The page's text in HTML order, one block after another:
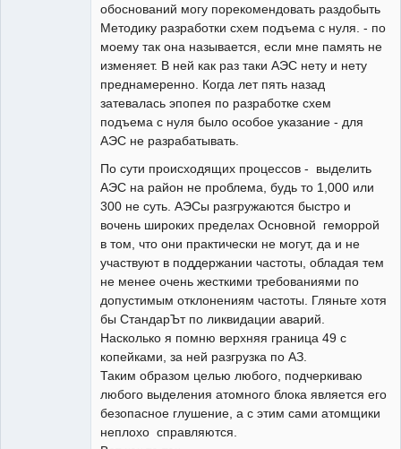
обоснований могу порекомендовать раздобыть
Методику разработки схем подъема с нуля. - по
моему так она называется, если мне память не
изменяет. В ней как раз таки АЭС нету и нету
преднамеренно. Когда лет пять назад
затевалась эпопея по разработке схем
подъема с нуля было особое указание - для
АЭС не разрабатывать.
По сути происходящих процессов - выделить
АЭС на район не проблема, будь то 1,000 или
300 не суть. АЭСы разгружаются быстро и
вочень широких пределах Основной геморрой
в том, что они практически не могут, да и не
участвуют в поддержании частоты, обладая тем
не менее очень жесткими требованиями по
допустимым отклонениям частоты. Гляньте хотя
бы СтандарЪт по ликвидации аварий.
Насколько я помню верхняя граница 49 с
копейками, за ней разгрузка по АЗ.
Таким образом целью любого, подчеркиваю
любого выделения атомного блока является его
безопасное глушение, а с этим сами атомщики
неплохо справляются.